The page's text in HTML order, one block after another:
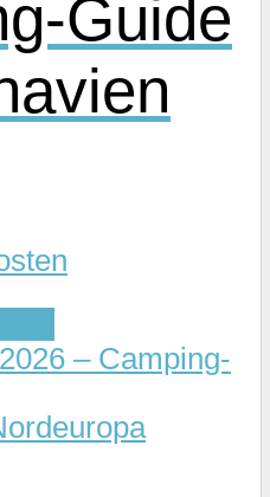
Guide
Produkt
mehrere